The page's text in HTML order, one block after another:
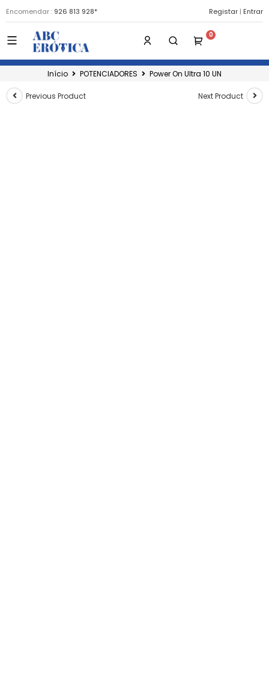
Encomendar : 926 813 928* Registar | Entrar
Início POTENCIADORES Power On Ultra 10 UN
Previous Product Next Product